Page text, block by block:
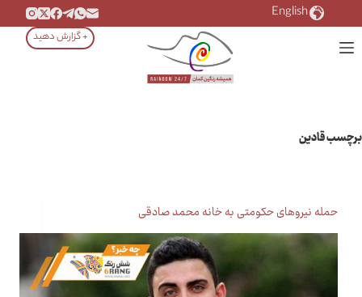
به
محتوا
English
+ گزارش دهید
برچسبقادین
حمله نیروهای حکومتی به خانه محمد صادقی